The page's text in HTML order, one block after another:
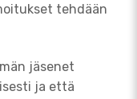
tehdään
jäsenet
ja että